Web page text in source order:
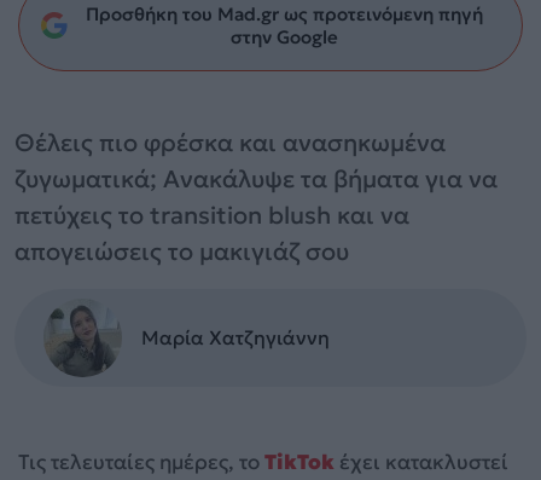
Προσθήκη του Mad.gr ως προτεινόμενη πηγή
στην Google
Θέλεις πιο φρέσκα και ανασηκωμένα
ζυγωματικά; Ανακάλυψε τα βήματα για να
πετύχεις το transition blush και να
απογειώσεις το μακιγιάζ σου
Μαρία Χατζηγιάννη
Τις τελευταίες ημέρες, τοTikTok έχει κατακλυστεί